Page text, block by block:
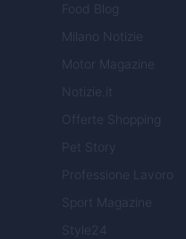
Food Blog
Milano Notizie
Motor Magazine
Notizie.it
Offerte Shopping
Pet Story
Professione Lavoro
Sport Magazine
Style24